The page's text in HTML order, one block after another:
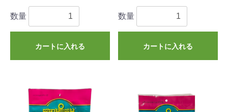
数量
カートに入れる
数量
カートに入れる